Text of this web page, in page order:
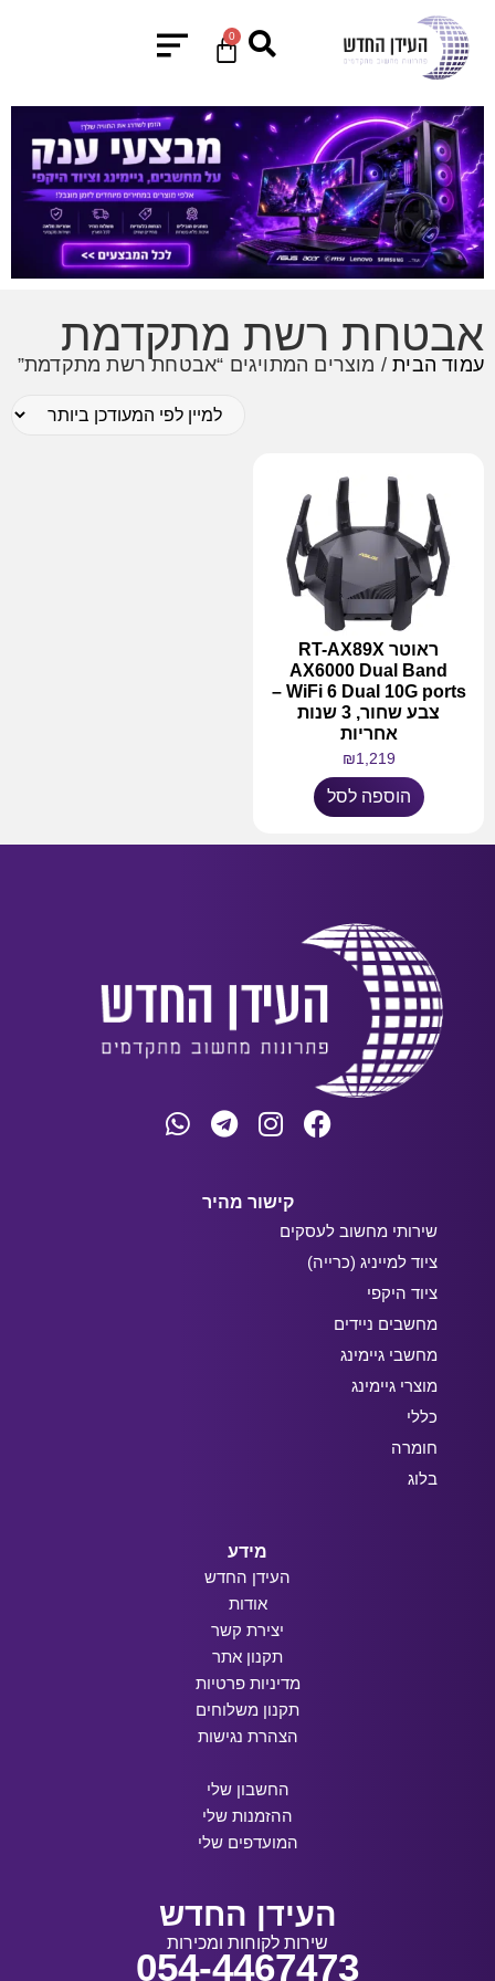
0
אבטחת רשת מתקדמת
עמוד הבית/ מוצרים המתויגים “אבטחת רשת מתקדמת”
ראוטר RT-AX89X
AX6000 Dual Band
WiFi 6 Dual 10G ports –
צבע שחור, 3 שנות
אחריות
₪1,219
הוספה לסל
קישור מהיר
שירותי מחשוב לעסקים
ציוד למייניג (כרייה)
ציוד היקפי
מחשבים ניידים
מחשבי גיימינג
מוצרי גיימינג
כללי
חומרה
בלוג
מידע
העידן החדש
אודות
יצירת קשר
תקנון אתר
מדיניות פרטיות
תקנון משלוחים
הצהרת נגישות
החשבון שלי
ההזמנות שלי
המועדפים שלי
העידן החדש
שירות לקוחות ומכירות
054-4467473